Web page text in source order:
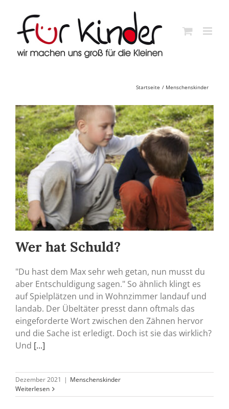
content
Startseite Menschenskinder
Wer hat Schuld?
"Du hast dem Max sehr weh getan, nun musst du
aber Entschuldigung sagen." So ähnlich klingt es
auf Spielplätzen und in Wohnzimmer landauf und
landab. Der Übeltäter presst dann oftmals das
eingeforderte Wort zwischen den Zähnen hervor
und die Sache ist erledigt. Doch ist sie das wirklich?
Und [...]
Dezember 2021 | Menschenskinder
Weiterlesen